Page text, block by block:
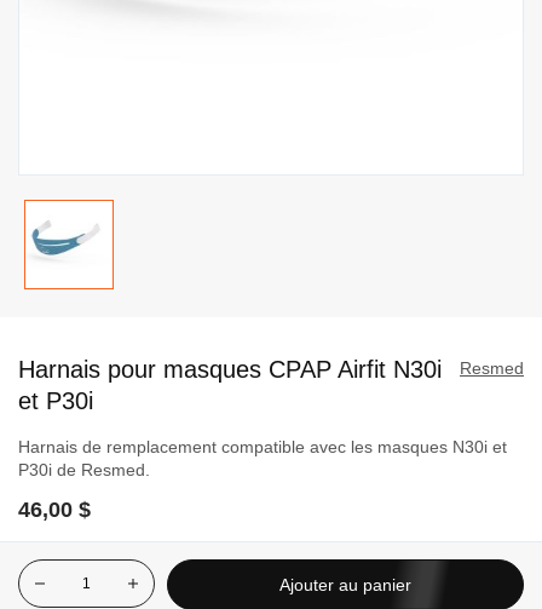
début
de
Galerie
Resmed
Harnais pour masques CPAP Airfit N30i
et P30i
Harnais de remplacement compatible avec les masques N30i et
P30i de Resmed.
46,00 $
Ajouter au panier